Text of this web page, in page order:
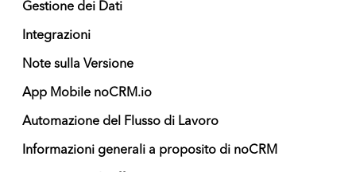
Gestione dei Dati
Integrazioni
Note sulla Versione
App Mobile noCRM.io
Automazione del Flusso di Lavoro
Informazioni generali a proposito di noCRM